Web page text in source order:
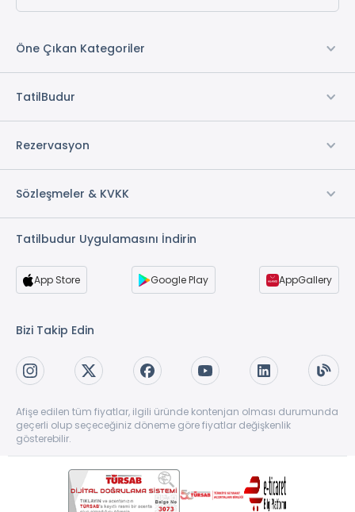
Öne Çıkan Kategoriler
TatilBudur
Rezervasyon
Sözleşmeler & KVKK
Tatilbudur Uygulamasını İndirin
App Store Google Play AppGallery
Bizi Takip Edin
Afişe edilen tüm fiyatlar, ilgili üründe kontenjan olması durumunda
geçerli olup seçeceğiniz döneme göre fiyatlar değişkenlik
gösterebilir.